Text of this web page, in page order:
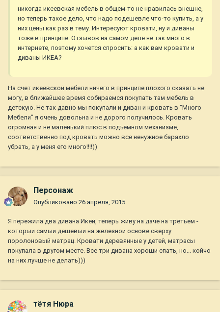
никогда икеевская мебель в общем-то не нравилась внешне,
но теперь такое дело, что надо подешевле что-то купить, а у
них цены как раз в тему. Интересуют кровати, ну и диваны
тоже в принципе. Отзывов на самом деле не так много в
интернете, поэтому хочется спросить: а как вам кровати и
диваны ИКЕА?
На счет икеевской мебели ничего в принципе плохого сказать не
могу, в ближайшее время собираемся покупать там мебель в
детскую. Не так давно мы покупали и диван и кровать в "Много
Мебели" я очень довольна и не дорого получилось. Кровать
огромная и не маленький плюс в подъемном механизме,
соответственно под кровать можно все ненужное барахло
убрать, а у меня его много!!!!))
Персонаж
Опубликовано 26 апреля, 2015
Я пережила два дивана Икеи, теперь живу на даче на третьем -
который самый дешевый на железной основе сверху
поролоновый матрац. Кровати деревянные у детей, матрасы
покупала в другом месте. Все три дивана хороши спать, но... койчо
на них лучше не делать)))
тётя Нюра